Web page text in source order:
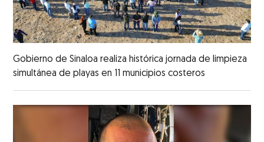
Gobierno de Sinaloa realiza histórica jornada de limpieza
simultánea de playas en 11 municipios costeros